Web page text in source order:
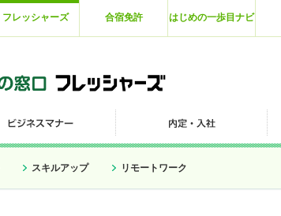
フレッシャーズ 合宿免許 はじめの一歩目ナビ
スキルアップ リモートワーク